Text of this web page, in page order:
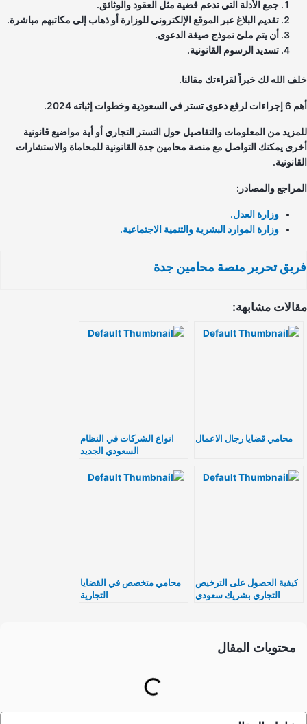
جمع الأدلة التي تدعم قضية مثل العقود والوثائق.
تقديم البلاغ عبر الموقع الإلكتروني للوزارة أو ذهاب إلى مكاتبهم مباشرة.
أن يتم ملئ نموذج صيغة الدعوى.
تسديد الرسوم القانونية.
الله لك خيراً لقراءتك مقالنا.
وخطوات إثباته 2024.
من المعلومات والتفاصيل حول التستر التجاري أو أية مواضيع قانونية
يمكنك التواصل مع منصة محامين جدة القانونية للمحاماة والاستشارات
والمصادر:
وزارة العدل.
وزارة الموارد البشرية والتنمية الاجتماعية.
تحرير منصة محامين جدة
مشابهة:
محامي قضايا رجال الاعمال
انواع الشركات في النظام
السعودي الجديد
كيفية الحصول على الترخيص
التجاري بشريك سعودي
محامي متخصص في القضايا
التجارية
محتويات المقال